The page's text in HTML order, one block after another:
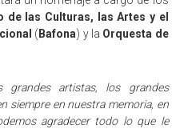
de las Culturas, las Artes y el
( Bafona) y la Orquesta de
grandes artistas, los grandes
siempre en nuestra memoria, en
agradecer todo lo que le